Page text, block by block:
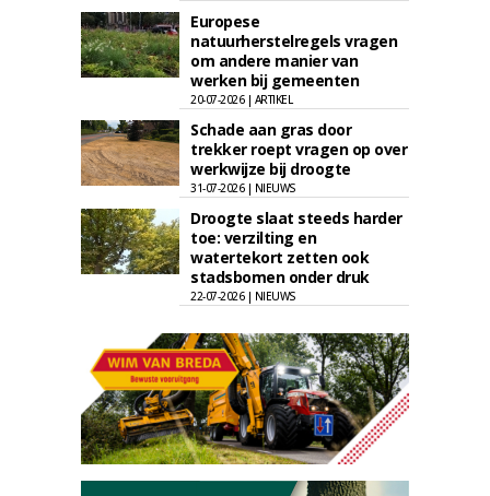
Europese
natuurherstelregels vragen
om andere manier van
werken bij gemeenten
20-07-2026 | ARTIKEL
Schade aan gras door
trekker roept vragen op over
werkwijze bij droogte
31-07-2026 | NIEUWS
Droogte slaat steeds harder
toe: verzilting en
watertekort zetten ook
stadsbomen onder druk
22-07-2026 | NIEUWS